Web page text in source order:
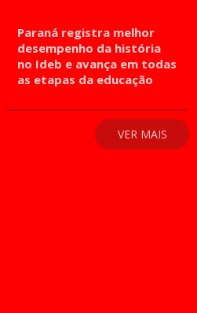
Paraná registra melhor
desempenho da história
no Ideb e avança em todas
as etapas da educação
VER MAIS